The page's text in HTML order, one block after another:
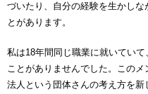
づいたり、自分の経験を生かし
とがあります。
私は18年間同じ職業に就いてい
ことがありませんでした。この
法人という団体さんの考え方を